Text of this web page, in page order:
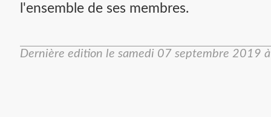
l'ensemble de ses membres.
Dernière edition le samedi 07 septembre 2019